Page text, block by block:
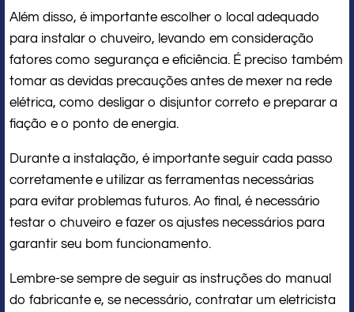
Além disso, é importante escolher o local adequado
para instalar o chuveiro, levando em consideração
fatores como segurança e eficiência. É preciso também
tomar as devidas precauções antes de mexer na rede
elétrica, como desligar o disjuntor correto e preparar a
fiação e o ponto de energia.
Durante a instalação, é importante seguir cada passo
corretamente e utilizar as ferramentas necessárias
para evitar problemas futuros. Ao final, é necessário
testar o chuveiro e fazer os ajustes necessários para
garantir seu bom funcionamento.
Lembre-se sempre de seguir as instruções do manual
do fabricante e, se necessário, contratar um eletricista